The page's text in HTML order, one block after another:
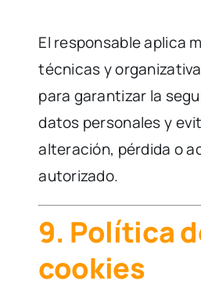
El responsable aplica
técnicas y
para garantizar la
datos personales y
alteración, pérdida o
autorizado.
9. Política
cookies